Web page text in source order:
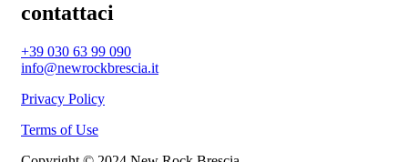
contattaci
+39 030 63 99 090
info@newrockbrescia.it
Privacy Policy
Terms of Use